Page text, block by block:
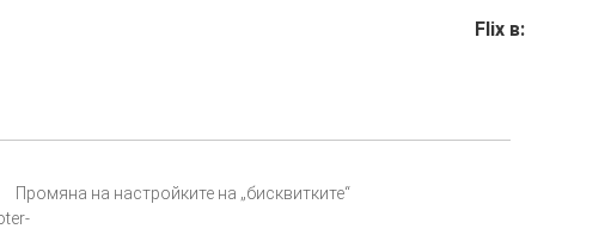
Flix в:
Промяна на настройките на „бисквитките“